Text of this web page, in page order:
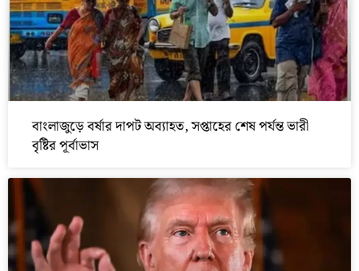
বাংলাজুড়ে বর্ষার দাপট অব্যাহত, সপ্তাহের শেষ পর্যন্ত ভারী
বৃষ্টির পূর্বাভাস